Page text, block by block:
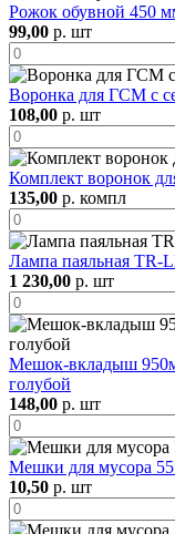
Рожок обувной 450
99,00 р. шт
Воронка для ГСМ с
108,00 р. шт
Комплект воронок
135,00 р. компл
Лампа паяльная TR-
1 230,00 р. шт
Мешок-вкладыш
голубой
148,00 р. шт
Мешки для мусора
10,50 р. шт